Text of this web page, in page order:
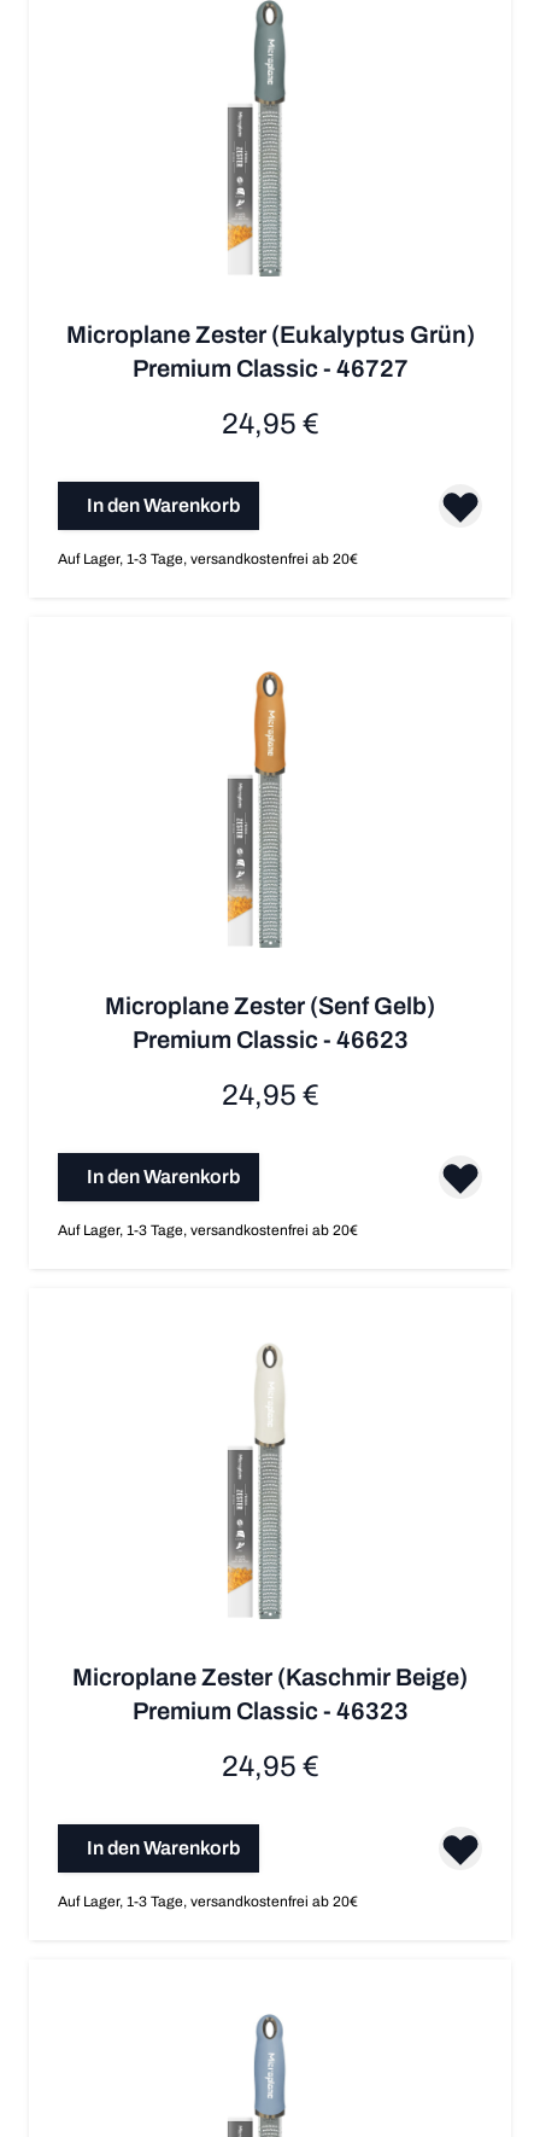
Microplane Zester (Eukalyptus Grün)
Premium Classic - 46727
24,95 €
In den Warenkorb
Auf Lager, 1-3 Tage, versandkostenfrei ab 20€
Microplane Zester (Senf Gelb)
Premium Classic - 46623
24,95 €
In den Warenkorb
Auf Lager, 1-3 Tage, versandkostenfrei ab 20€
Microplane Zester (Kaschmir Beige)
Premium Classic - 46323
24,95 €
In den Warenkorb
Auf Lager, 1-3 Tage, versandkostenfrei ab 20€